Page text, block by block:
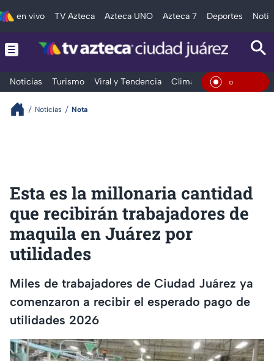
en vivo TV Azteca Azteca UNO Azteca 7 Deportes
Noticias Turismo Viral y Tendencia Clima Deportes En Vivo
Noticias Nota
Esta es la millonaria cantidad
que recibirán trabajadores de
maquila en Juárez por
utilidades
Miles de trabajadores de Ciudad Juárez ya
comenzaron a recibir el esperado pago de
utilidades 2026